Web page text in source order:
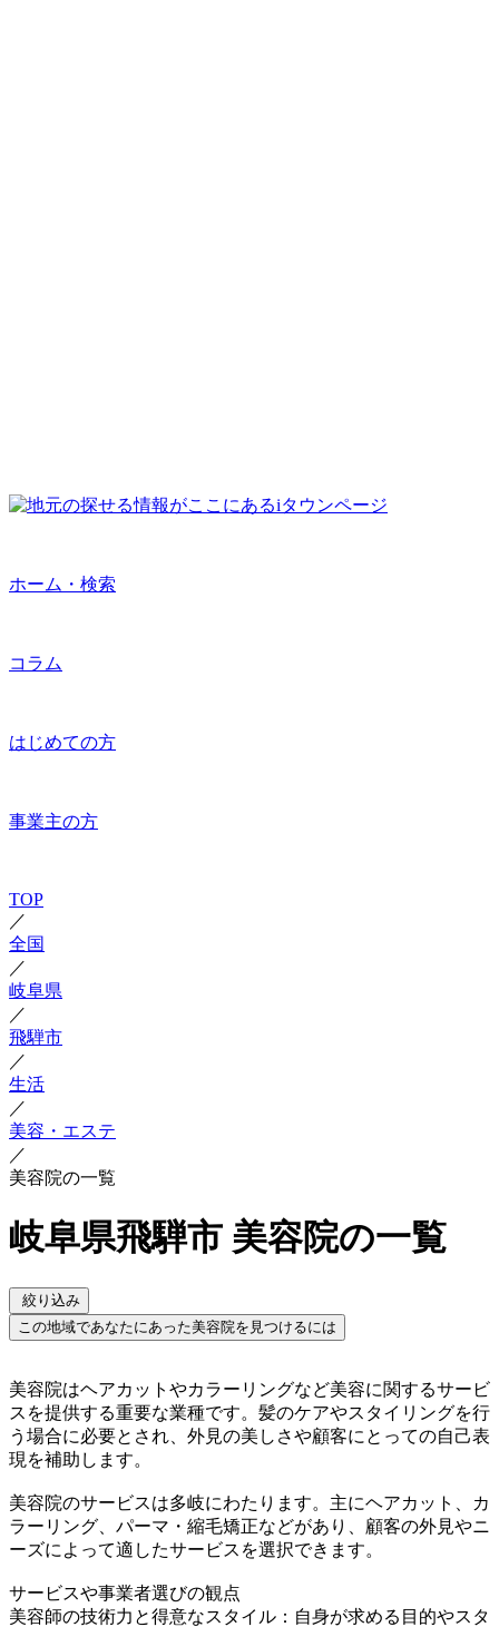
ホーム・検索
コラム
はじめての方
事業主の方
TOP
／
全国
／
岐阜県
／
飛騨市
／
生活
／
美容・エステ
／
美容院の一覧
岐阜県飛騨市 美容院の一覧
絞り込み
この地域であなたにあった美容院を見つけるには
美容院はヘアカットやカラーリングなど美容に関するサービ
スを提供する重要な業種です。髪のケアやスタイリングを行
う場合に必要とされ、外見の美しさや顧客にとっての自己表
現を補助します。
美容院のサービスは多岐にわたります。主にヘアカット、カ
ラーリング、パーマ・縮毛矯正などがあり、顧客の外見やニ
ーズによって適したサービスを選択できます。
サービスや事業者選びの観点
美容師の技術力と得意なスタイル：自身が求める目的やスタ